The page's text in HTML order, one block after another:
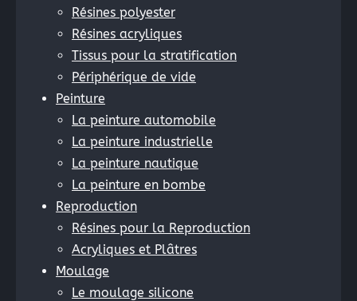
Résines polyester
Résines acryliques
Tissus pour la stratification
Périphérique de vide
Peinture
La peinture automobile
La peinture industrielle
La peinture nautique
La peinture en bombe
Reproduction
Résines pour la Reproduction
Acryliques et Plâtres
Moulage
Le moulage silicone